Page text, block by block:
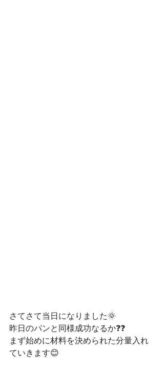
さてさて当日になりました🌞
昨日のパンと同様成功なるか❓❓
まず始めに材料を決められた分量入れ
ていきます😊